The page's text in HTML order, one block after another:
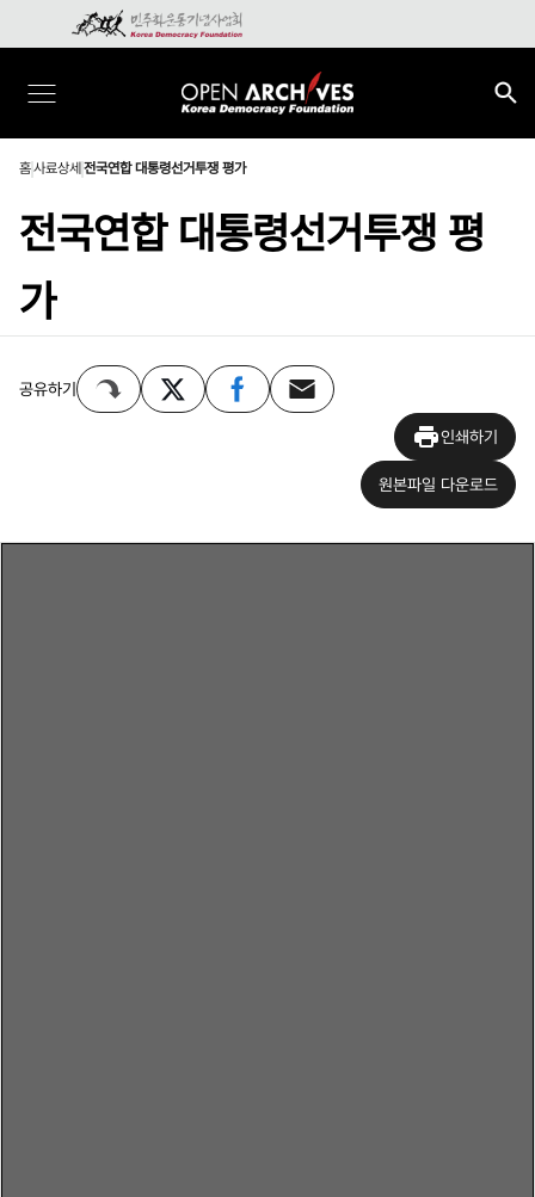
홈사료상세 전국연합 대통령선거투쟁 평가
전국연합 대통령선거투쟁 평
가
공유하기
인쇄하기
원본파일 다운로드